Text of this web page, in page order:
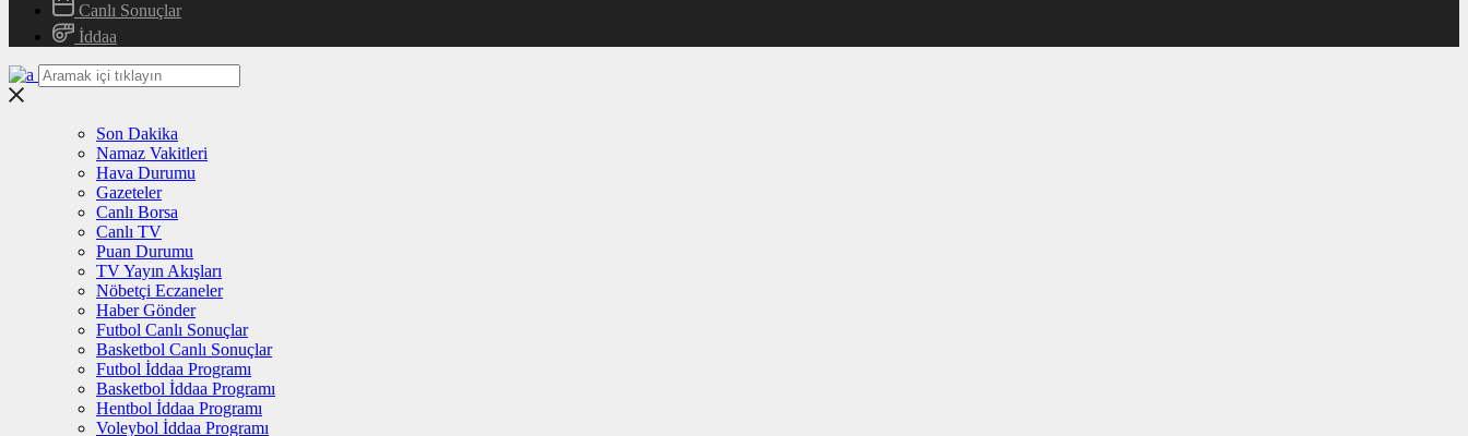
Canlı Sonuçlar
İddaa
Son Dakika
Namaz Vakitleri
Hava Durumu
Gazeteler
Canlı Borsa
Canlı TV
Puan Durumu
TV Yayın Akışları
Nöbetçi Eczaneler
Haber Gönder
Futbol Canlı Sonuçlar
Basketbol Canlı Sonuçlar
Futbol İddaa Programı
Basketbol İddaa Programı
Hentbol İddaa Programı
Voleybol İddaa Programı